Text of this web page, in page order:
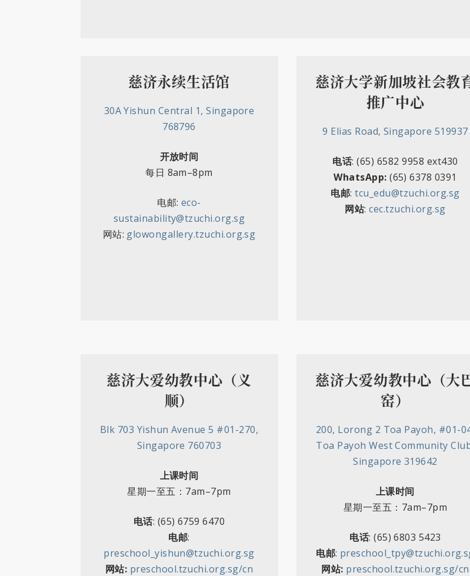
慈济永续生活馆
30A Yishun Central 1, Singapore
768796
开放时间
每日 8am–8pm
电邮: eco-
sustainability@tzuchi.org.sg
网站: glowongallery.tzuchi.org.sg
慈济大学新加坡社会教
推广中心
9 Elias Road, Singapore 519937
电话: (65) 6582 9958 ext430
WhatsApp: (65) 6378 0391
电邮:tcu_edu@tzuchi.org.sg
网站:cec.tzuchi.org.sg
慈济大爱幼教中心（义
顺）
Blk 703 Yishun Avenue 5 #01-270,
Singapore 760703
上课时间
星期一至五：7am–7pm
电话: (65) 6759 6470
电邮:
preschool_yishun@tzuchi.org.sg
网站: preschool.tzuchi.org.sg/cn
慈济大爱幼教中心（大
窑）
200, Lorong 2 Toa Payoh, #01-
Toa Payoh West Community
Singapore 319642
上课时间
星期一至五：7am–7pm
电话: (65)6803 5423
电邮:
网站: preschool.tzuchi.org.sg/cn